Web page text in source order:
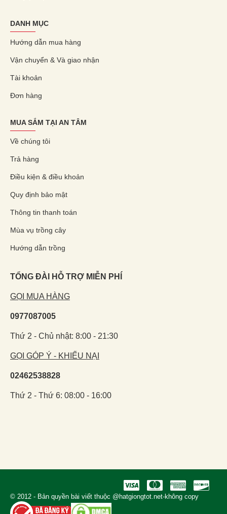
DANH MỤC
Hướng dẫn mua hàng
Vận chuyển & Và giao nhận
Tài khoản
Đơn hàng
MUA SẮM TẠI AN TÂM
Về chúng tôi
Trả hàng
Điều kiện & điều khoản
Quy định bảo mật
Thông tin thanh toán
Mùa vụ trồng cây
Hướng dẫn trồng
TỔNG ĐÀI HỖ TRỢ MIỄN PHÍ
GỌI MUA HÀNG
0977087005
Thứ 2 - Chủ nhật: 8:00 - 21:30
GỌI GÓP Ý - KHIẾU NẠI
02462538828
Thứ 2 - Thứ 6: 08:00 - 16:00
© 2012 - Bản quyền bài viết thuộc @hatgiongtot.net-không copy